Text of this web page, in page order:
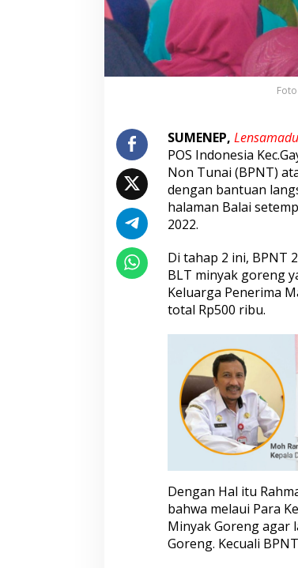
r
a
n
B
a
h
a
p
K
e
d
a
n
B
L
M
i
n
y
a
k
G
o
r
g
2
0
2
2
SUMENEP,
POS Indonesia
Non Tunai (BPNT)
dengan bantuan
halaman Balai
2022.
Di tahap 2 ini, BPNT
BLT minyak goreng
Keluarga Penerima
total Rp500 ribu.
Dengan Hal itu
bahwa melaui Para
Minyak Goreng agar
Goreng. Kecuali